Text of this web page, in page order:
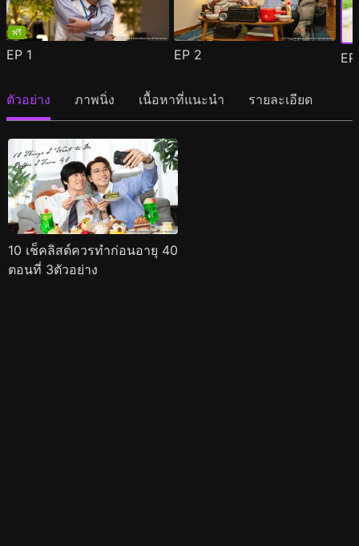
ฟรี
EP 1 EP 2
ตัวอย่าง ภาพนิ่ง เนื้อหาที่แนะนำ รายละเอียด
10 เช็คลิสต์ควรทำก่อนอายุ 40
ตอนที่ 3ตัวอย่าง